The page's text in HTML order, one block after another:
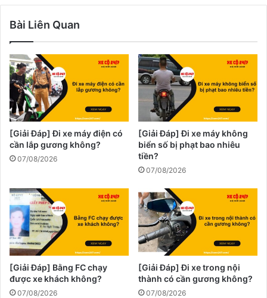
Bài Liên Quan
[Giải Đáp] Đi xe máy điện có
cần lắp gương không?
07/08/2026
[Giải Đáp] Đi xe máy không
biển số bị phạt bao nhiêu
tiền?
07/08/2026
[Giải Đáp] Bằng FC chạy
được xe khách không?
07/08/2026
[Giải Đáp] Đi xe trong nội
thành có cần gương không?
07/08/2026